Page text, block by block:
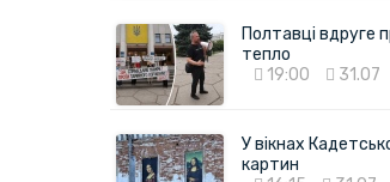
Полтавці вдруге
тепло
19:00
31.07
У вікнах
картин